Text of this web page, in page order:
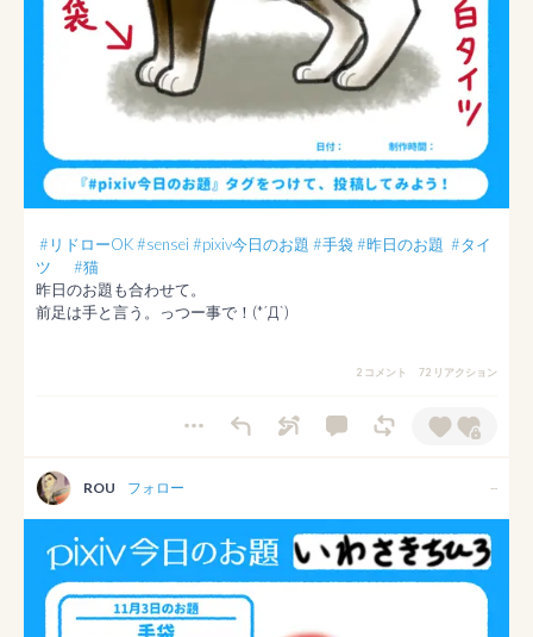
#リドローOK#sensei #pixiv今日のお題 #手袋#昨日のお題 #タイ
ツ
#猫
昨日のお題も合わせて。
2 コメント 72 リアクション
ROU フォロー --